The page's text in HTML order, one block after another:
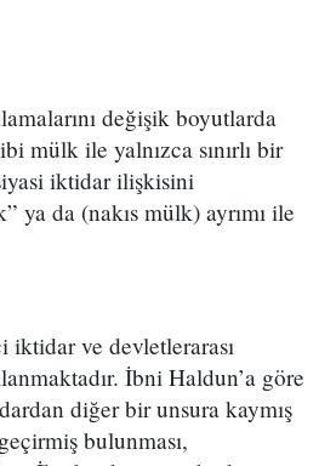
değişik boyutlarda
mülk ile yalnızca sınırlı bir
iktidar ilişkisini
ya da (nakıs mülk) ayrımı ile
iktidar ve devletlerarası
İbni Haldun’a göre
diğer bir unsura kaymış
bulunması,